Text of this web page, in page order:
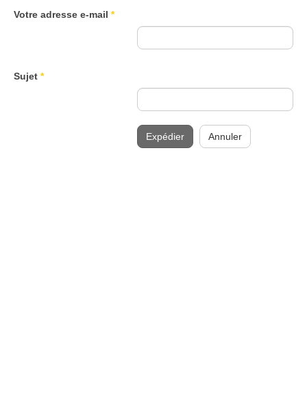
Votre adresse e-mail *
Sujet *
Expédier Annuler